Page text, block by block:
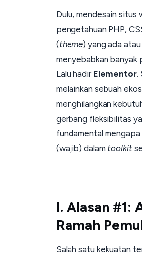
Dulu, mendesain situs
pengetahuan PHP,
(theme) yang ada
menyebabkan banyak
Lalu hadir Elementor.
melainkan sebuah
menghilangkan
gerbang fleksibilitas
fundamental
(wajib) dalam toolkit
I. Alasan #1:
Ramah
Salah satu kekuatan